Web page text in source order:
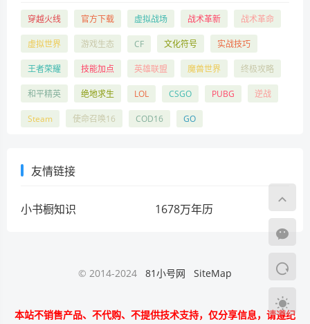
穿越火线 官方下载 虚拟战场 战术革新 战术革命
虚拟世界 游戏生态 CF 文化符号 实战技巧
王者荣耀 技能加点 英雄联盟 魔兽世界 终极攻略
和平精英 绝地求生 LOL CSGO PUBG 逆战
Steam 使命召唤16 COD16 GO
友情链接
小书橱知识 1678万年历
© 2014-2024 81小号网 SiteMap
本站不销售产品、不代购、不提供技术支持，仅分享信息，请遵纪